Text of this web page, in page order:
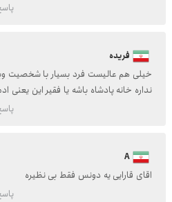
فریده
خیلی هم عالیست فرد بسیار با شخصیت
نداره خانه پادشاه باشه یا فقیر این یعنی
A
اقای قارایی یه دونس فقط بی نظیره